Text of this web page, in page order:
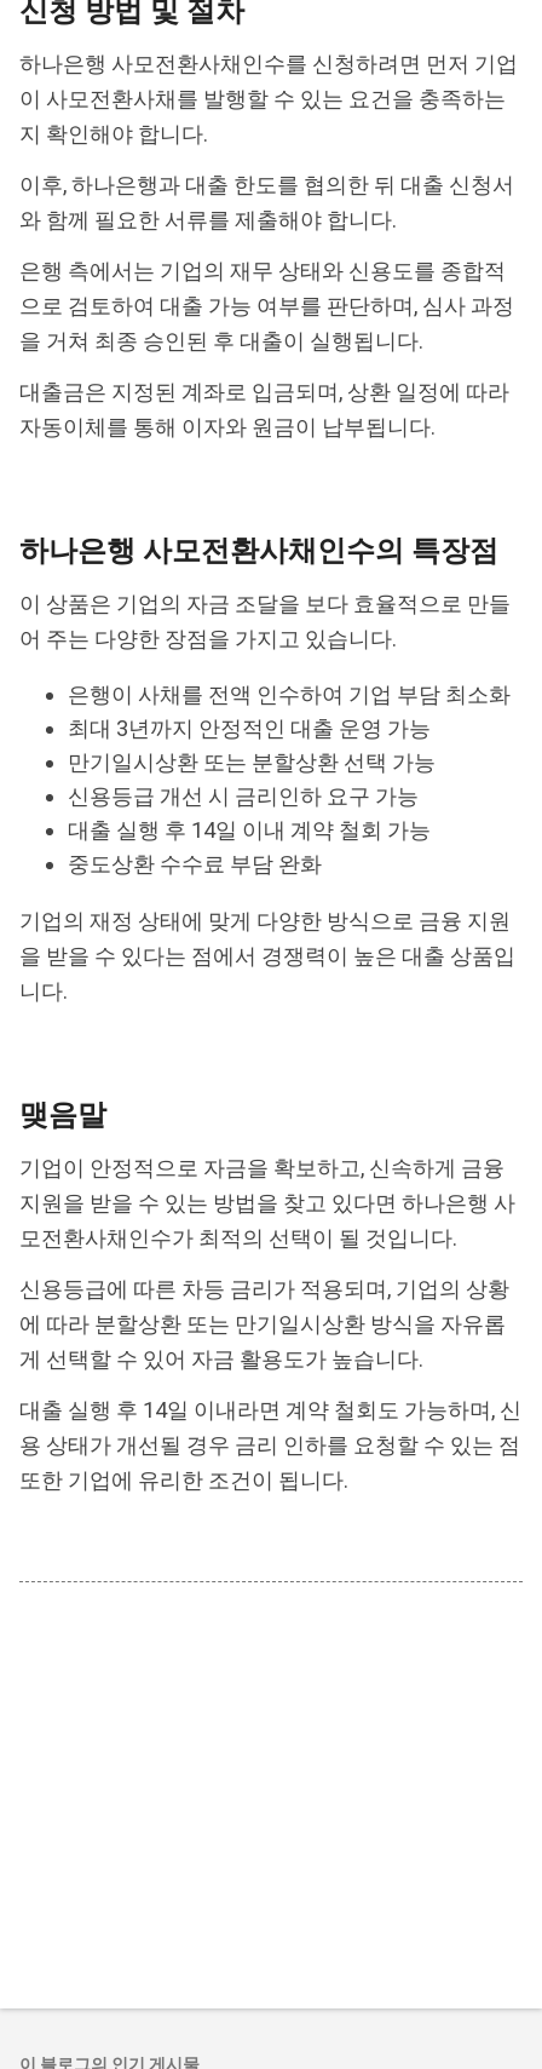
신청 방법 및 절차
하나은행 사모전환사채인수를 신청하려면 먼저 기업
이 사모전환사채를 발행할 수 있는 요건을 충족하는
지 확인해야 합니다.
이후, 하나은행과 대출 한도를 협의한 뒤 대출 신청서
와 함께 필요한 서류를 제출해야 합니다.
은행 측에서는 기업의 재무 상태와 신용도를 종합적
으로 검토하여 대출 가능 여부를 판단하며, 심사 과정
을 거쳐 최종 승인된 후 대출이 실행됩니다.
대출금은 지정된 계좌로 입금되며, 상환 일정에 따라
자동이체를 통해 이자와 원금이 납부됩니다.
하나은행 사모전환사채인수의 특장점
이 상품은 기업의 자금 조달을 보다 효율적으로 만들
어 주는 다양한 장점을 가지고 있습니다.
은행이 사채를 전액 인수하여 기업 부담 최소화
최대 3년까지 안정적인 대출 운영 가능
만기일시상환 또는 분할상환 선택 가능
신용등급 개선 시 금리인하 요구 가능
대출 실행 후 14일 이내 계약 철회 가능
중도상환 수수료 부담 완화
기업의 재정 상태에 맞게 다양한 방식으로 금융 지원
을 받을 수 있다는 점에서 경쟁력이 높은 대출 상품입
니다.
맺음말
기업이 안정적으로 자금을 확보하고, 신속하게 금융
지원을 받을 수 있는 방법을 찾고 있다면 하나은행 사
모전환사채인수가 최적의 선택이 될 것입니다.
신용등급에 따른 차등 금리가 적용되며, 기업의 상황
에 따라 분할상환 또는 만기일시상환 방식을 자유롭
게 선택할 수 있어 자금 활용도가 높습니다.
대출 실행 후 14일 이내라면 계약 철회도 가능하며, 신
용 상태가 개선될 경우 금리 인하를 요청할 수 있는 점
또한 기업에 유리한 조건이 됩니다.
이 블로그의 인기 게시물